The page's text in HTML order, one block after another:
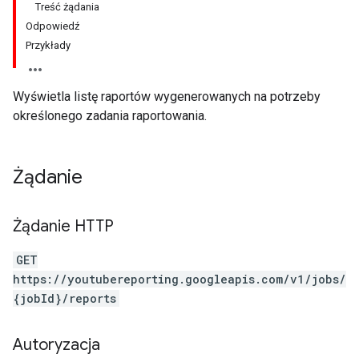
Treść żądania
Odpowiedź
Przykłady
Wyświetla listę raportów wygenerowanych na potrzeby
określonego zadania raportowania.
Żądanie
Żądanie HTTP
GET
https://youtubereporting.googleapis.com/v1/jobs/
{jobId}/reports
Autoryzacja